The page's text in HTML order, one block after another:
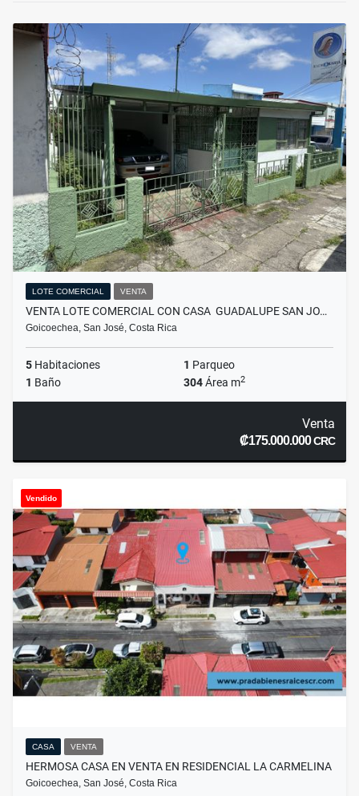
LOTE COMERCIAL VENTA
VENTA LOTE COMERCIAL CON CASA GUADALUPE SAN JO…
Goicoechea, San José, Costa Rica
5 Habitaciones 1 Parqueo
1 Baño 304Área m2
Venta
₡175.000.000CRC
Vendido
CASA VENTA
HERMOSA CASA EN VENTA EN RESIDENCIAL LA CARMELINA
Goicoechea, San José, Costa Rica